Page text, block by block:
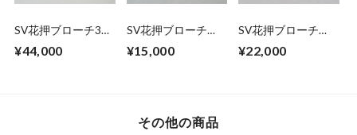
SV花押ブローチ3点
（サイズ大）・徳川
¥44,000
SV花押ブローチ
¥15,000
SV花押ブローチ
メッキ）】
¥22,000
その他の商品